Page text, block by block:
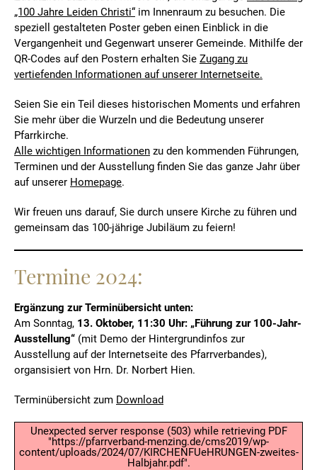
„100 Jahre Leiden Christi“ im Innenraum zu besuchen. Die
speziell gestalteten Poster geben einen Einblick in die
Vergangenheit und Gegenwart unserer Gemeinde. Mithilfe der
QR-Codes auf den Postern erhalten Sie Zugang zu
vertiefenden Informationen auf unserer Internetseite.
Seien Sie ein Teil dieses historischen Moments und erfahren
Sie mehr über die Wurzeln und die Bedeutung unserer
Pfarrkirche.
Alle wichtigen Informationen zu den kommenden Führungen,
Terminen und der Ausstellung finden Sie das ganze Jahr über
auf unserer Homepage.
Wir freuen uns darauf, Sie durch unsere Kirche zu führen und
gemeinsam das 100-jährige Jubiläum zu feiern!
Termine 2024:
Ergänzung zur Terminübersicht unten:
Am Sonntag, 13. Oktober, 11:30 Uhr: „Führung zur 100-Jahr-
Ausstellung“ (mit Demo der Hintergrundinfos zur
Ausstellung auf der Internetseite des Pfarrverbandes),
organsisiert von Hrn. Dr. Norbert Hien.
Terminübersicht zum Download
Unexpected server response (503) while retrieving PDF
"https://pfarrverband-menzing.de/cms2019/wp-
content/uploads/2024/07/KIRCHENFUeHRUNGEN-zweites-
Halbjahr.pdf".